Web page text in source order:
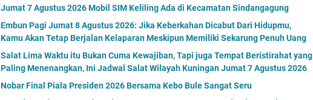
Jumat 7 Agustus 2026 Mobil SIM Keliling Ada di Kecamatan Sindangagung
Embun Pagi Jumat 8 Agustus 2026: Jika Keberkahan Dicabut Dari Hidupmu,
Kamu Akan Tetap Berjalan Kelaparan Meskipun Memiliki Sekarung Penuh Uang
Salat Lima Waktu itu Bukan Cuma Kewajiban, Tapi juga Tempat Beristirahat yang
Paling Menenangkan, Ini Jadwal Salat Wilayah Kuningan Jumat 7 Agustus 2026
Nobar Final Piala Presiden 2026 Bersama Kebo Bule Sangat Seru